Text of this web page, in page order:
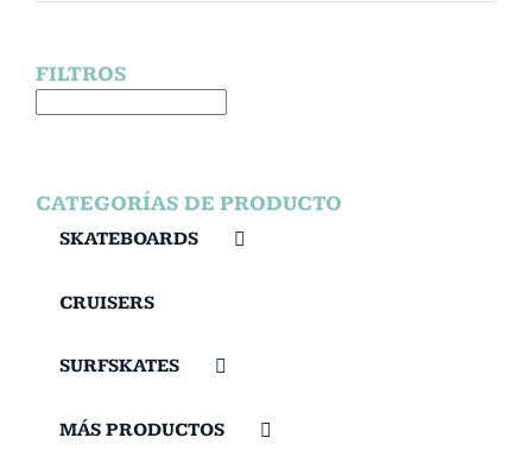
FILTROS
CATEGORÍAS DE PRODUCTO
SKATEBOARDS
CRUISERS
SURFSKATES
MÁS PRODUCTOS